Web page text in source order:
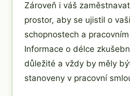
Zároveň i váš
prostor, aby se ujistil o
schopnostech a
Informace o délce
důležité a vždy by měly
stanoveny v pracovní